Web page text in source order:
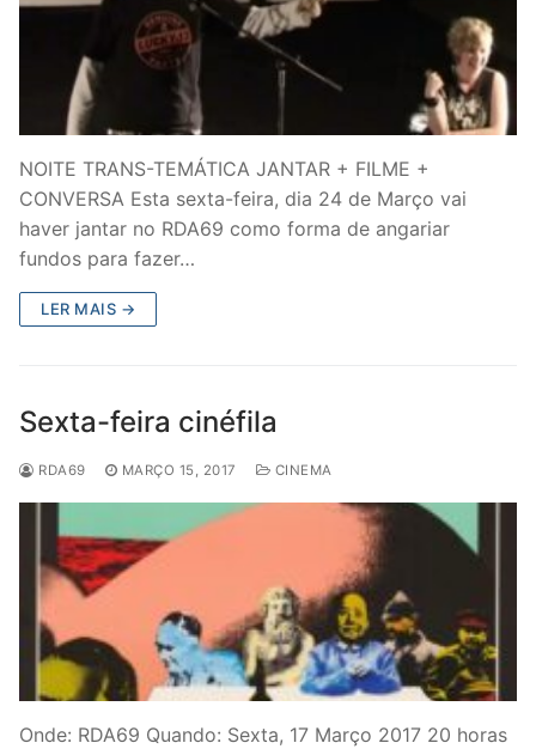
NOITE TRANS-TEMÁTICA JANTAR + FILME +
CONVERSA Esta sexta-feira, dia 24 de Março vai
haver jantar no RDA69 como forma de angariar
fundos para fazer…
LER MAIS →
Sexta-feira cinéfila
RDA69 MARÇO 15, 2017 CINEMA
Onde: RDA69 Quando: Sexta, 17 Março 2017 20 horas